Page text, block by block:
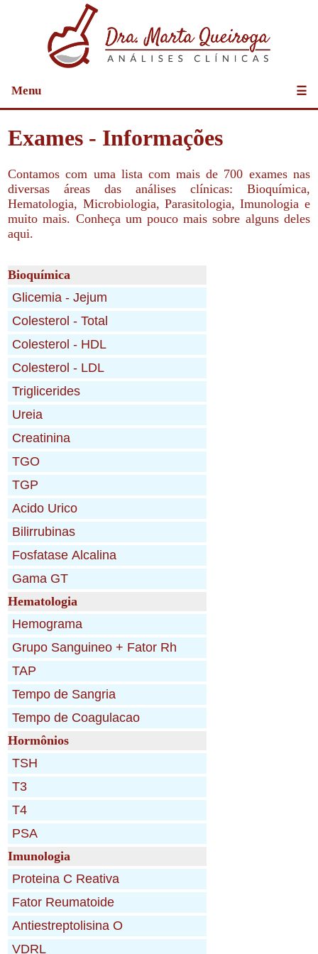
Menu ☰
Exames - Informações
Contamos com uma lista com mais de 700 exames nas
diversas áreas das análises clínicas: Bioquímica,
Hematologia, Microbiologia, Parasitologia, Imunologia e
muito mais. Conheça um pouco mais sobre alguns deles
aqui.
Bioquímica
Hematologia
Hormônios
Imunologia